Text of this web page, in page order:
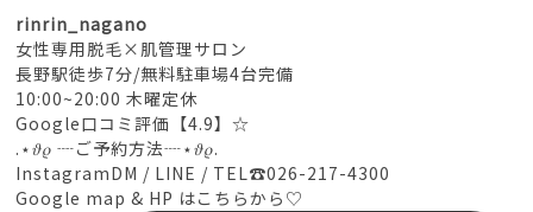
rinrin_nagano
女性専用脱毛×肌管理サロン
長野駅徒歩7分/無料駐車場4台完備
10:00~20:00 木曜定休
Google口コミ評価【4.9】☆
.⋆𝜗𝜚 ┈ご予約方法┈⋆𝜗𝜚.
InstagramDM / LINE / TEL☎︎026-217-4300
Google map & HP はこちらから♡